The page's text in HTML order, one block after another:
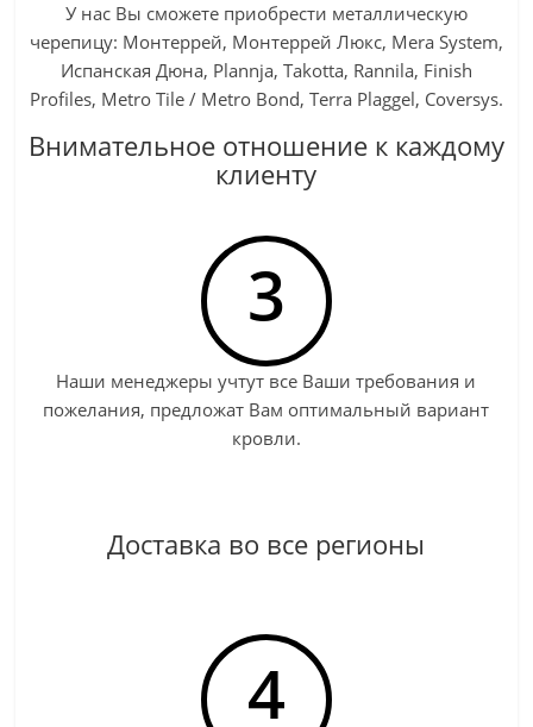
У нас Вы сможете приобрести металлическую
черепицу: Монтеррей, Монтеррей Люкс, Mera System,
Испанская Дюна, Plannja, Takotta, Rannila, Finish
Profiles, Metro Tile / Metro Bond, Terra Plaggel, Coversys.
Внимательное отношение к каждому
клиенту
3
Наши менеджеры учтут все Ваши требования и
пожелания, предложат Вам оптимальный вариант
кровли.
Доставка во все регионы
4